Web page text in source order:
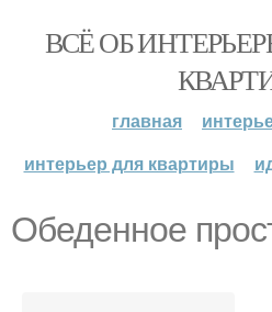
ВСЁ ОБ
главная
интерьер для квартиры
Обеденное